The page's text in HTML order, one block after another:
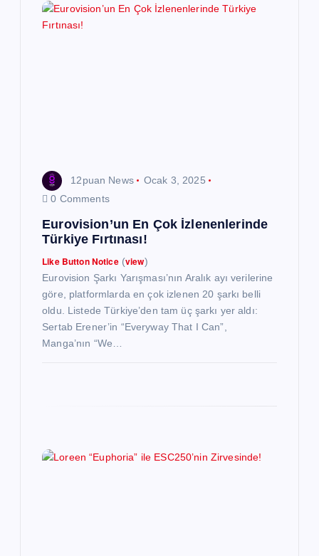
12puan News
Ocak 3, 2025
0 Comments
Eurovision’un En Çok İzlenenlerinde
Türkiye Fırtınası!
Like Button Notice(view)
Eurovision Şarkı Yarışması’nın Aralık ayı verilerine
göre, platformlarda en çok izlenen 20 şarkı belli
oldu. Listede Türkiye’den tam üç şarkı yer aldı:
Sertab Erener’in “Everyway That I Can”,
Manga’nın “We…